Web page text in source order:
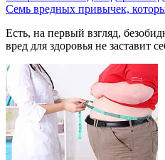
Семь вредных привычек,
Есть, на первый взгляд,
вред для здоровья не заставит